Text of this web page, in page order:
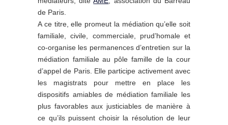
de Paris.
A ce titre, elle promeut la médiation qu’elle soit
familiale, civile, commerciale, prud’homale et
co-organise les permanences d’entretien sur la
médiation familiale au pôle famille de la cour
d’appel de Paris. Elle participe activement avec
les magistrats pour mettre en place les
dispositifs amiables de médiation familiale les
plus favorables aux justiciables de manière à
ce qu’ils puissent choisir la résolution de leur